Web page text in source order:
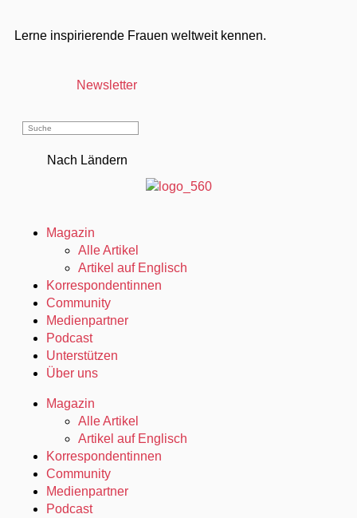
Lerne inspirierende Frauen weltweit kennen.
Newsletter
Nach Ländern
Magazin
Alle Artikel
Artikel auf Englisch
Korrespondentinnen
Community
Medienpartner
Podcast
Unterstützen
Über uns
Magazin
Alle Artikel
Artikel auf Englisch
Korrespondentinnen
Community
Medienpartner
Podcast